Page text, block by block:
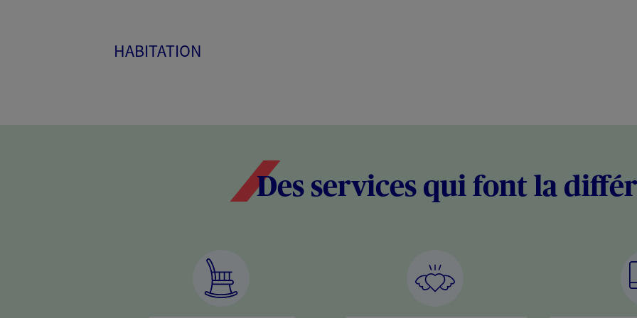
HABITATION
Des services qui font la